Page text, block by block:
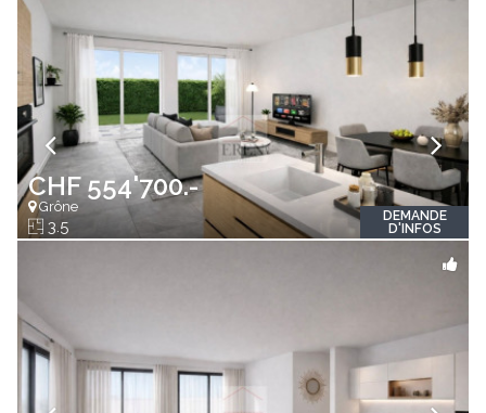
CHF 554'700.-
Grône
3.5
DEMANDE
D'INFOS